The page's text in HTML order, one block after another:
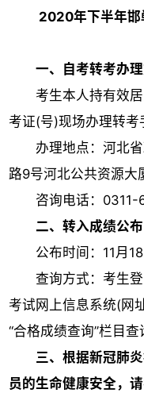
2020年下半年邯
一、自考转考办理
考生本人持有效居
考证(号)现场办理转考
办理地点：河北省
路9号河北公共资源大
咨询电话：0311-
二、转入成绩公布
公布时间：11月18
查询方式：考生登
考试网上信息系统(
“合格成绩查询”栏目查
三、根据新冠肺炎
员的生命健康安全，